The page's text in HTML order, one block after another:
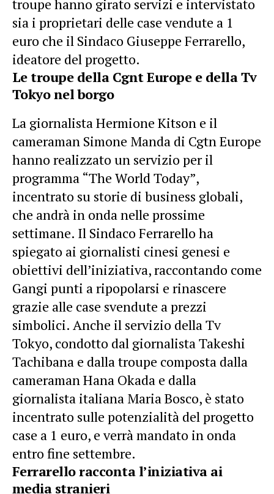
troupe hanno girato servizi e intervistato
sia i proprietari delle case vendute a 1
euro che il Sindaco Giuseppe Ferrarello,
ideatore del progetto.
Le troupe della Cgnt Europe e della Tv
Tokyo nel borgo
La giornalista Hermione Kitson e il
cameraman Simone Manda di Cgtn Europe
hanno realizzato un servizio per il
programma “The World Today”,
incentrato su storie di business globali,
che andrà in onda nelle prossime
settimane. Il Sindaco Ferrarello ha
spiegato ai giornalisti cinesi genesi e
obiettivi dell’iniziativa, raccontando come
Gangi punti a ripopolarsi e rinascere
grazie alle case svendute a prezzi
simbolici. Anche il servizio della Tv
Tokyo, condotto dal giornalista Takeshi
Tachibana e dalla troupe composta dalla
cameraman Hana Okada e dalla
giornalista italiana Maria Bosco, è stato
incentrato sulle potenzialità del progetto
case a 1 euro, e verrà mandato in onda
entro fine settembre.
Ferrarello racconta l’iniziativa ai
media stranieri